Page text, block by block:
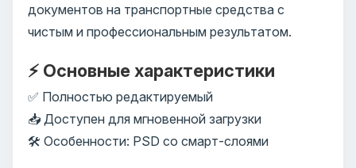
документов на транспортные средства с
чистым и профессиональным результатом.
⚡ Основные характеристики
✅ Полностью редактируемый
📥 Доступен для мгновенной загрузки
🛠️ Особенности: PSD со смарт-слоями